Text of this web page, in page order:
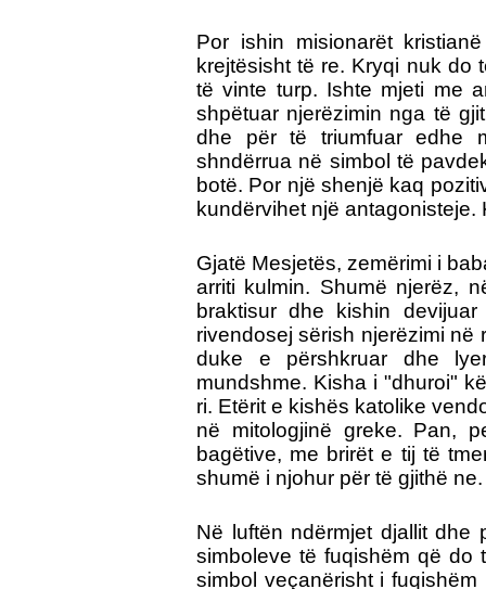
Por ishin misionarët
krejtësisht të re. Kryqi nuk do
të vinte turp. Ishte mjeti me
shpëtuar njerëzimin nga të
dhe për të triumfuar edhe
shndërrua në simbol të
botë. Por një shenjë kaq
kundërvihet një
Gjatë Mesjetës, zemërimi i
arriti kulmin. Shumë njerëz,
braktisur dhe kishin
rivendosej sërish njerëzimi në
duke e përshkruar dhe
mundshme. Kisha i "dhuroi"
ri. Etërit e kishës katolike
në mitologjinë greke. Pan,
bagëtive, me brirët e tij të
shumë i njohur për të gjithë ne.
Në luftën ndërmjet djallit dhe
simboleve të fuqishëm që do
simbol veçanërisht i